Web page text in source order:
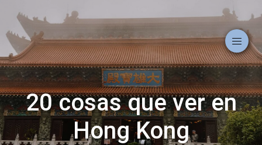
20 cosas que ver en
Hong Kong